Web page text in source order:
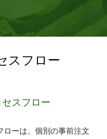
スフロー
スフロー
ローは、個別の事前注文